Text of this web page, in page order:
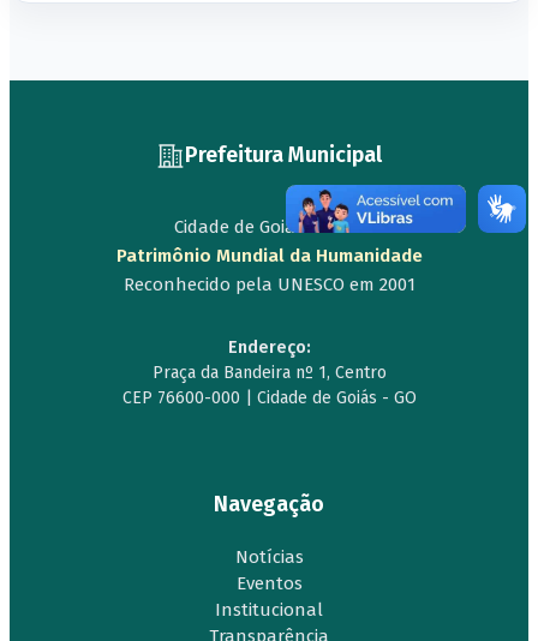
Prefeitura Municipal
Cidade de Goiás - Goiás
Patrimônio Mundial da Humanidade
Reconhecido pela UNESCO em 2001
Endereço:
Praça da Bandeira nº 1, Centro
CEP 76600-000 | Cidade de Goiás - GO
Navegação
Notícias
Eventos
Institucional
Transparência